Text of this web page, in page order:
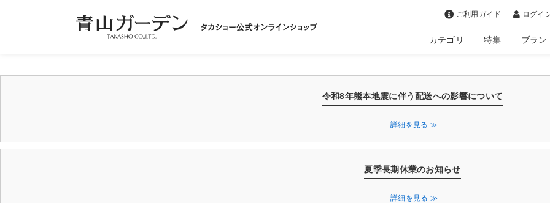
ご利用ガイド ログイ
カテゴリ 特集 ブラン
令和8年熊本地震に伴う配送への影響について
詳細を見る ≫
夏季長期休業のお知らせ
詳細を見る ≫